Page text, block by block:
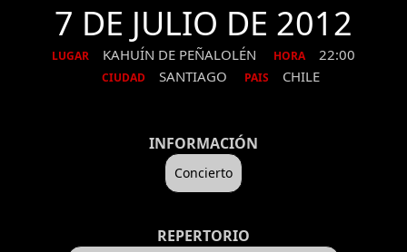
7 DE JULIO DE 2012
LUGAR KAHUÍN DE PEÑALOLÉN HORA 22:00
CIUDAD SANTIAGO PAIS CHILE
INFORMACIÓN
Concierto
REPERTORIO